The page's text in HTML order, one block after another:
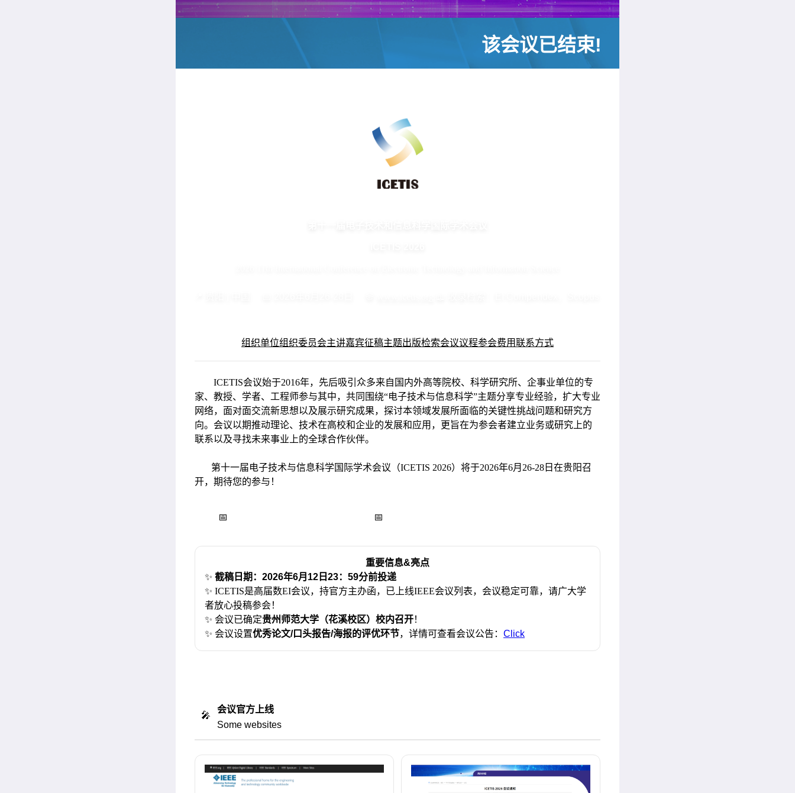
该会议已结束!
组织单位组织委员会主讲嘉宾征稿主题出版检索会议议程参会费用联系方式
ICETIS会议始于2016年，先后吸引众多来自国内外高等院校、科学研究所、企事业单位的专
家、教授、学者、工程师参与其中，共同围绕“电子技术与信息科学”主题分享专业经验，扩大专业
网络，面对面交流新思想以及展示研究成果，探讨本领域发展所面临的关键性挑战问题和研究方
向。会议以期推动理论、技术在高校和企业的发展和应用，更旨在为参会者建立业务或研究上的
联系以及寻找未来事业上的全球合作伙伴。
第十一届电子技术与信息科学国际学术会议（ICETIS 2026）将于2026年6月26-28日在贵阳召
开，期待您的参与！
📅 📅
重要信息&亮点
✨ 截稿日期： 2026年6月12日23：59分前投递
✨ ICETIS是高届数EI会议，持官方主办函，已上线IEEE会议列表，会议稳定可靠，请广大学
者放心投稿参会！
✨ 会议已确定贵州师范大学（花溪校区）校内召开！
✨ 会议设置优秀论文/口头报告/海报的评优环节，详情可查看会议公告： Click
🎤️
会议官方上线
Some websites